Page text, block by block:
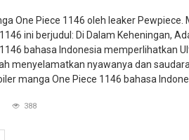
One Piece 1146 oleh leaker Pewpiece.
ini berjudul: Di Dalam Keheningan,
bahasa Indonesia memperlihatkan
menyelamatkan nyawanya dan
manga One Piece 1146 bahasa
388